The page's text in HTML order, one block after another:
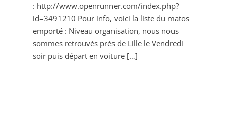
: http://www.openrunner.com/index.php?
id=3491210 Pour info, voici la liste du matos
emporté : Niveau organisation, nous nous
sommes retrouvés près de Lille le Vendredi
soir puis départ en voiture […]